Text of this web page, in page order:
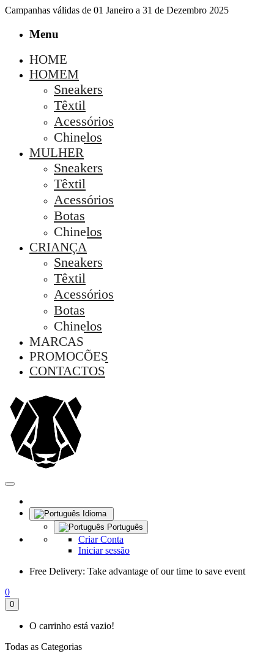
Campanhas válidas de 01 Janeiro a 31 de Dezembro 2025
Menu
HOME
HOMEM
Sneakers
Têxtil
Acessórios
Chinelos
MULHER
Sneakers
Têxtil
Acessórios
Botas
Chinelos
CRIANÇA
Sneakers
Têxtil
Acessórios
Botas
Chinelos
MARCAS
PROMOÇÕES
CONTACTOS
Idioma
Português
Criar Conta
Iniciar sessão
Free Delivery: Take advantage of our time to save event
0
0
O carrinho está vazio!
Todas as Categorias